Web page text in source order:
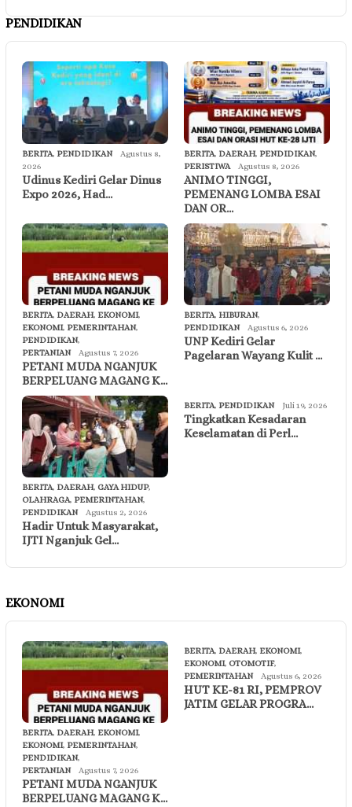
PENDIDIKAN
BERITA, PENDIDIKAN
Agustus 8,
2026
Udinus Kediri Gelar Dinus
Expo 2026, Had…
BERITA, DAERAH, PENDIDIKAN,
PERISTIWA
Agustus 8, 2026
ANIMO TINGGI,
PEMENANG LOMBA ESAI
DAN OR…
BERITA, DAERAH, EKONOMI,
EKONOMI, PEMERINTAHAN,
PENDIDIKAN,
PERTANIAN
Agustus 7, 2026
PETANI MUDA NGANJUK
BERPELUANG MAGANG K…
BERITA, HIBURAN,
PENDIDIKAN
Agustus 6, 2026
UNP Kediri Gelar
Pagelaran Wayang Kulit …
BERITA, DAERAH, GAYA HIDUP,
OLAHRAGA, PEMERINTAHAN,
PENDIDIKAN
Agustus 2, 2026
Hadir Untuk Masyarakat,
IJTI Nganjuk Gel…
BERITA, PENDIDIKAN Juli 19, 2026
Tingkatkan Kesadaran
Keselamatan di Perl…
EKONOMI
BERITA, DAERAH, EKONOMI,
EKONOMI, PEMERINTAHAN,
PENDIDIKAN,
PERTANIAN
Agustus 7, 2026
PETANI MUDA NGANJUK
BERPELUANG MAGANG K…
BERITA, DAERAH, EKONOMI,
EKONOMI, OTOMOTIF,
PEMERINTAHAN
Agustus 6, 2026
HUT KE-81 RI, PEMPROV
JATIM GELAR PROGRA…